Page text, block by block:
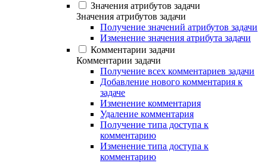
Значения атрибутов задачи
Значения атрибутов задачи
Получение значений атрибутов задачи
Изменение значения атрибута задачи
Комментарии задачи
Комментарии задачи
Получение всех комментариев задачи
Добавление нового комментария к
задаче
Изменение комментария
Удаление комментария
Получение типа доступа к
комментарию
Изменение типа доступа к
комментарию